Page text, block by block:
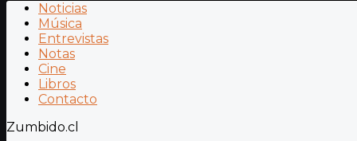
Noticias
Música
Entrevistas
Notas
Cine
Libros
Contacto
Zumbido.cl